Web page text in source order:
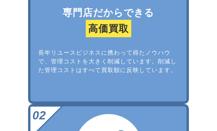
専門店だからできる
高価買取
長年リユースビジネスに携わって得たノウハウ
で、管理コストを大きく削減しています。削減し
た管理コストはすべて買取額に反映しています。